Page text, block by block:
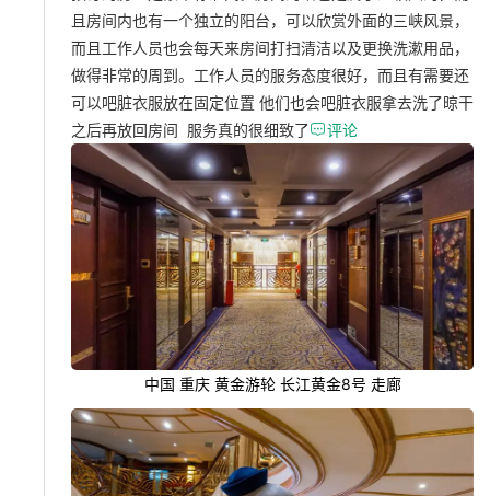
且房间内也有一个独立的阳台，可以欣赏外面的三峡风景，
而且工作人员也会每天来房间打扫清洁以及更换洗漱用品，
做得非常的周到。工作人员的服务态度很好，而且有需要还
可以吧脏衣服放在固定位置 他们也会吧脏衣服拿去洗了晾干
之后再放回房间 服务真的很细致了评论
中国 重庆 黄金游轮 长江黄金8号 走廊